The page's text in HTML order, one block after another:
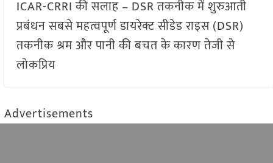
ICAR-CRRI की सलाह – DSR तकनीक में शुरुआती
प्रबंधन सबसे महत्वपूर्ण डायरेक्ट सीडेड राइस (DSR)
तकनीक श्रम और पानी की बचत के कारण तेजी से
लोकप्रिय
Advertisements